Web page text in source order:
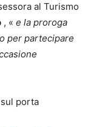
al Turismo
, « e la proroga
per partecipare
porta